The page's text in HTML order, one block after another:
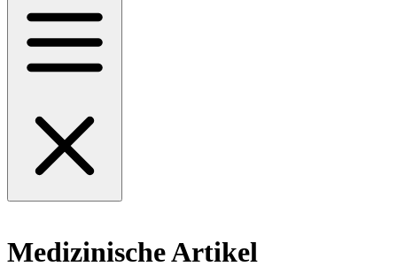
Medizinische Artikel